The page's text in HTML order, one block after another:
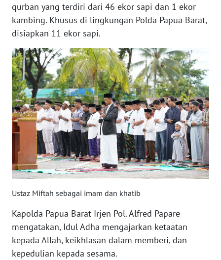
qurban yang terdiri dari 46 ekor sapi dan 1 ekor
kambing. Khusus di lingkungan Polda Papua Barat,
disiapkan 11 ekor sapi.
Ustaz Miftah sebagai imam dan khatib
Kapolda Papua Barat Irjen Pol. Alfred Papare
mengatakan, Idul Adha mengajarkan ketaatan
kepada Allah, keikhlasan dalam memberi, dan
kepedulian kepada sesama.
WN
NTT
WN
KEPRI
WN
PAPUA
WN
PAPUA
BARAT
WN
RIAU
WN
WN
JAMBI